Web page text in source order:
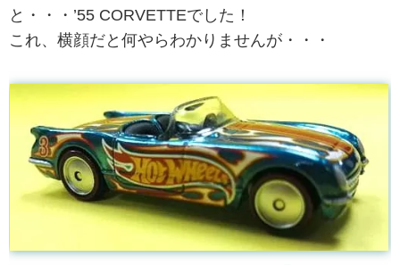
と・・・’55 CORVETTEでした！
これ、横顔だと何やらわかりませんが・・・